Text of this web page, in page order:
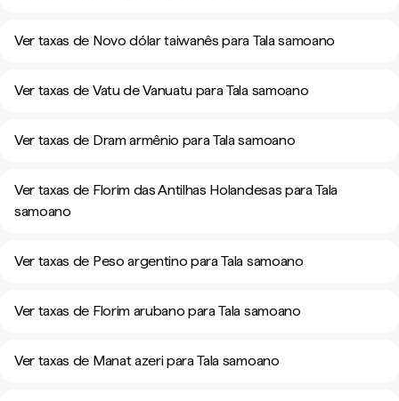
Ver taxas de Novo dólar taiwanês para Tala samoano
Ver taxas de Vatu de Vanuatu para Tala samoano
Ver taxas de Dram armênio para Tala samoano
Ver taxas de Florim das Antilhas Holandesas para Tala
samoano
Ver taxas de Peso argentino para Tala samoano
Ver taxas de Florim arubano para Tala samoano
Ver taxas de Manat azeri para Tala samoano